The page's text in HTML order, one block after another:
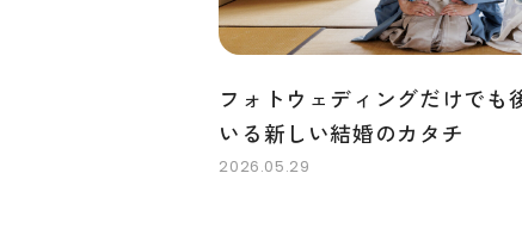
フォトウェディングだけでも
いる新しい結婚のカタチ
2026.05.29